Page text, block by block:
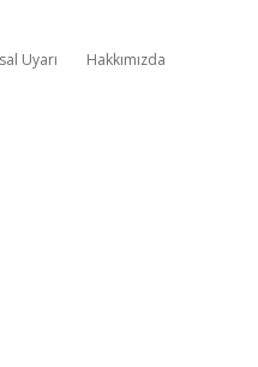
Uyarı Hakkımızda